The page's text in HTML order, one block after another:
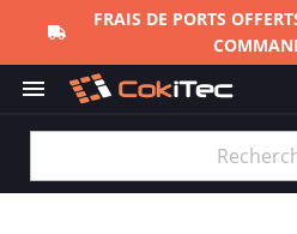
FRAIS DE PORTS
